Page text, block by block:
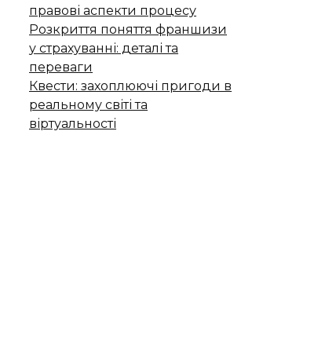
правові аспекти процесу
Розкриття поняття франшизи
у страхуванні: деталі та
переваги
Квести: захоплюючі пригоди в
реальному світі та
віртуальності